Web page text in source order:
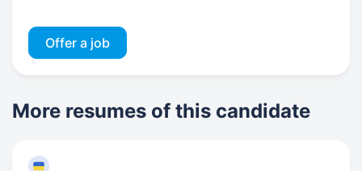
Offer a job
More resumes of this candidate